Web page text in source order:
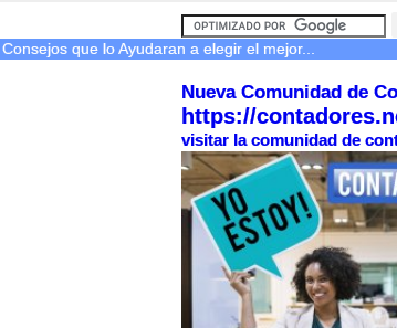
que lo Ayudaran a elegir el mejor...
Nueva Comunidad de
https://
visitar la comunidad de